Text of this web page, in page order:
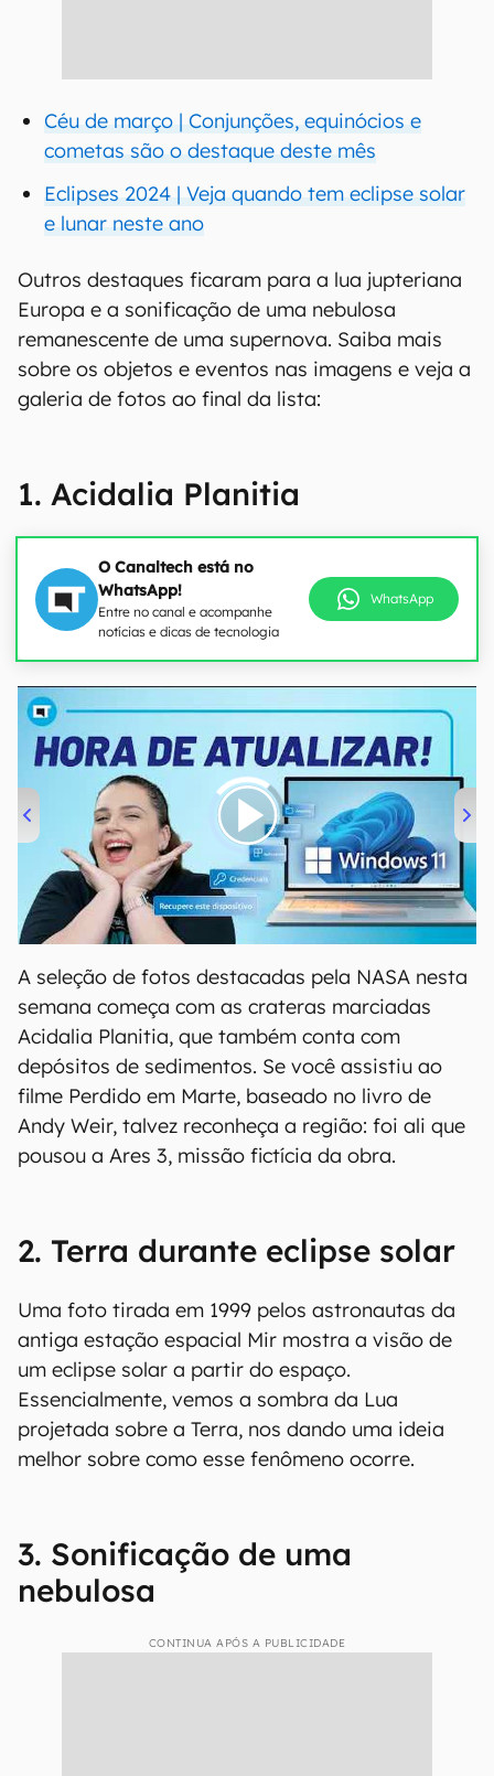
Céu de março | Conjunções, equinócios e
cometas são o destaque deste mês
Eclipses 2024 | Veja quando tem eclipse solar
e lunar neste ano
Outros destaques ficaram para a lua jupteriana
Europa e a sonificação de uma nebulosa
remanescente de uma supernova. Saiba mais
sobre os objetos e eventos nas imagens e veja a
galeria de fotos ao final da lista:
1. Acidalia Planitia
O Canaltech está no
WhatsApp!
Entre no canal e acompanhe
notícias e dicas de tecnologia
WhatsApp
00:00 04:52
A seleção de fotos destacadas pela NASA nesta
semana começa com as crateras marciadas
Acidalia Planitia, que também conta com
depósitos de sedimentos. Se você assistiu ao
filme Perdido em Marte, baseado no livro de
Andy Weir, talvez reconheça a região: foi ali que
pousou a Ares 3, missão fictícia da obra.
2. Terra durante eclipse solar
Uma foto tirada em 1999 pelos astronautas da
antiga estação espacial Mir mostra a visão de
um eclipse solar a partir do espaço.
Essencialmente, vemos a sombra da Lua
projetada sobre a Terra, nos dando uma ideia
melhor sobre como esse fenômeno ocorre.
3. Sonificação de uma
nebulosa
CONTINUA APÓS A PUBLICIDADE